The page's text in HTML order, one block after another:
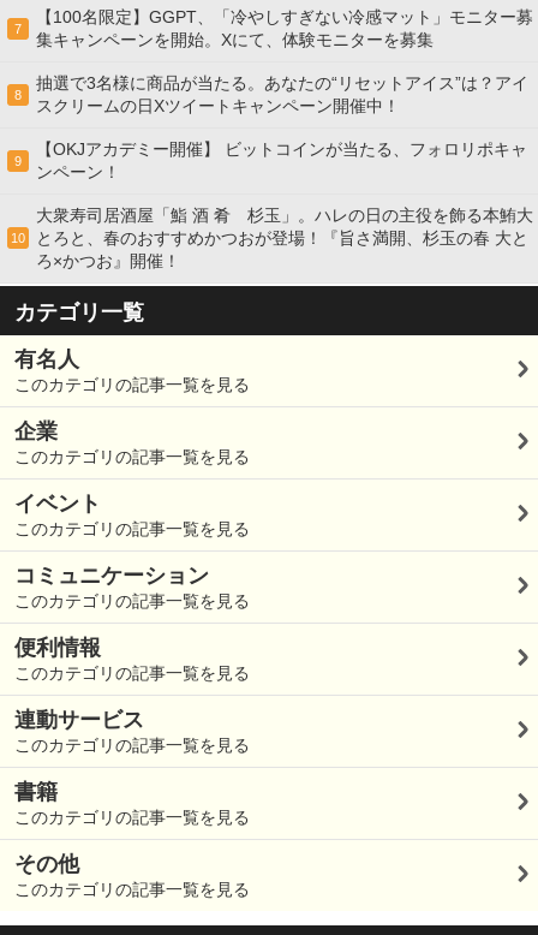
7
【100名限定】GGPT、「冷やしすぎない冷感マット」モニター募
集キャンペーンを開始。Xにて、体験モニターを募集
8
抽選で3名様に商品が当たる。あなたの“リセットアイス”は？アイ
スクリームの日Xツイートキャンペーン開催中！
9
【OKJアカデミー開催】 ビットコインが当たる、フォロリポキャ
ンペーン！
10
大衆寿司居酒屋「鮨 酒 肴 杉玉」。ハレの日の主役を飾る本鮪大
とろと、春のおすすめかつおが登場！『旨さ満開、杉玉の春 大と
ろ×かつお』開催！
カテゴリ一覧
有名人
このカテゴリの記事一覧を見る
企業
このカテゴリの記事一覧を見る
イベント
このカテゴリの記事一覧を見る
コミュニケーション
このカテゴリの記事一覧を見る
便利情報
このカテゴリの記事一覧を見る
連動サービス
このカテゴリの記事一覧を見る
書籍
このカテゴリの記事一覧を見る
その他
このカテゴリの記事一覧を見る